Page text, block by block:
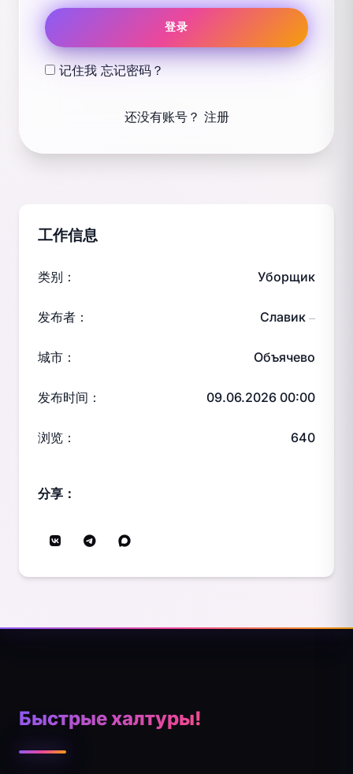
登录
记住我 忘记密码？
还没有账号？ 注册
工作信息
类别： Уборщик
发布者： Славик —
城市： Объячево
发布时间： 09.06.2026 00:00
浏览： 640
分享：
Быстрые халтуры!